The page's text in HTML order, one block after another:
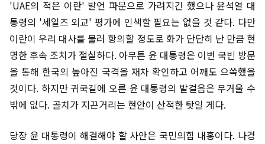
'UAE의 적은 이란' 발언 파문으로 가려지긴 했으나 윤석열 대
통령의 '세일즈 외교' 평가에 인색할 필요는 없을 것 같다. 다만
이란이 우리 대사를 불러 항의할 정도로 화가 단단히 난 만큼 현
명한 후속 조치가 절실하다. 아무튼 윤 대통령은 이번 국빈 방문
을 통해 한국의 높아진 국격을 재차 확인하고 어깨도 으쓱했을
것이다. 하지만 귀국길에 오른 윤 대통령의 발걸음은 무거울 수
밖에 없다. 골치가 지끈거리는 현안이 산적한 탓일 게다.
당장 윤 대통령이 해결해야 할 사안은 국민의힘 내홍이다. 나경